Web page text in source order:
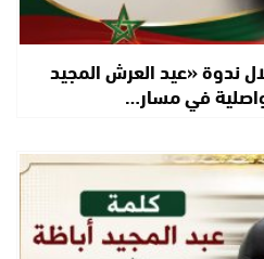
ندوة «عيد العرش المجيد
في مسار…